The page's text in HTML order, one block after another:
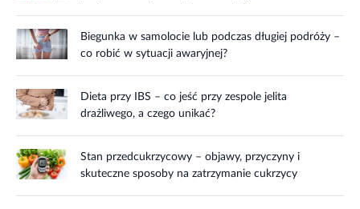
Biegunka w samolocie lub podczas długiej podróży –
co robić w sytuacji awaryjnej?
Dieta przy IBS – co jeść przy zespole jelita
drażliwego, a czego unikać?
Stan przedcukrzycowy – objawy, przyczyny i
skuteczne sposoby na zatrzymanie cukrzycy